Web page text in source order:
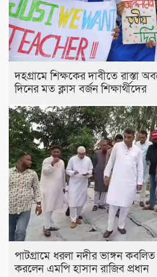
দহগ্রামে শিক্ষকের দাবীতে রাস্তা
দিনের মত ক্লাস বর্জন শিক্ষার্থীদের
পাটগ্রামে ধরলা নদীর ভাঙ্গন
করলেন এমপি হাসান রাজিব প্রধান